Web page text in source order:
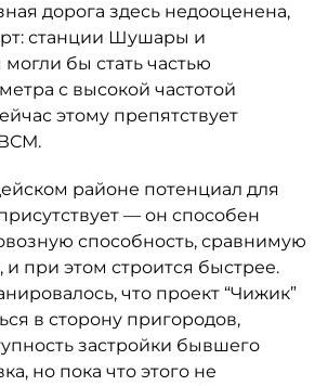
дорога здесь недооценена,
станции Шушары и
бы стать частью
с высокой частотой
этому препятствует
районе потенциал для
— он способен
способность, сравнимую
и при этом строится быстрее.
что проект “Чижик”
в сторону пригородов,
застройки бывшего
но пока что этого не